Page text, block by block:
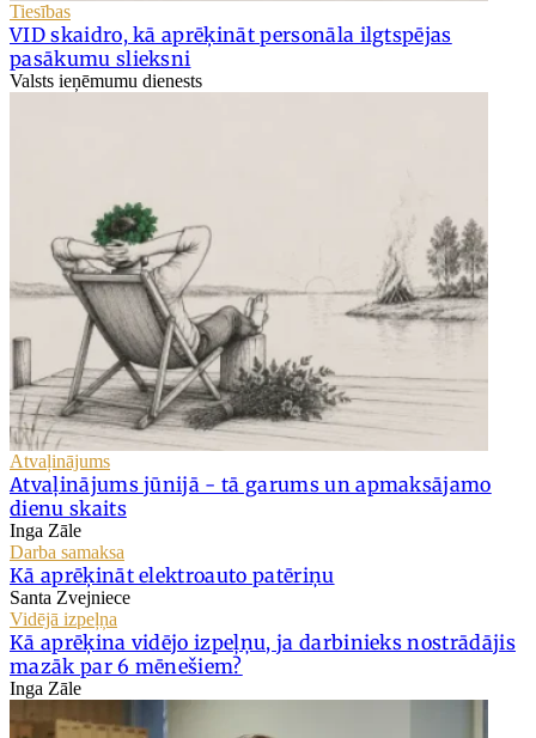
Tiesības
VID skaidro, kā aprēķināt personāla ilgtspējas
pasākumu slieksni
Valsts ieņēmumu dienests
Atvaļinājums
Atvaļinājums jūnijā - tā garums un apmaksājamo
dienu skaits
Inga Zāle
Darba samaksa
Kā aprēķināt elektroauto patēriņu
Santa Zvejniece
Vidējā izpeļņa
Kā aprēķina vidējo izpeļņu, ja darbinieks nostrādājis
mazāk par 6 mēnešiem?
Inga Zāle